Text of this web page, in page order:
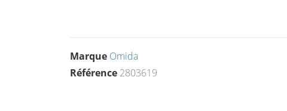
Marque Omida
Référence 2803619